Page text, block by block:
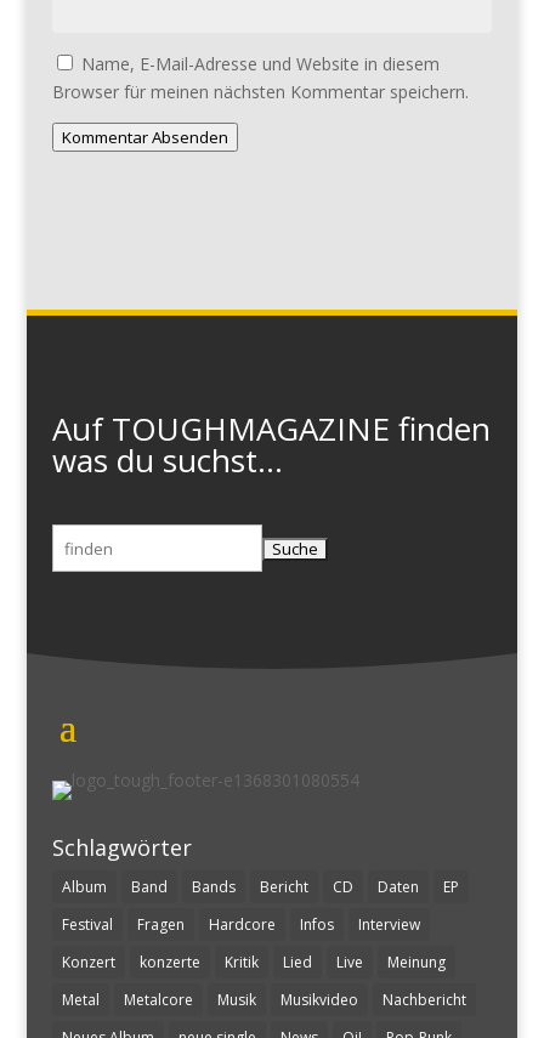
Name, E-Mail-Adresse und Website in diesem
Browser für meinen nächsten Kommentar speichern.
Kommentar Absenden
Auf TOUGHMAGAZINE finden
was du suchst...
Suchen
nach:
Schlagwörter
Album Band Bands Bericht CD Daten
EP
Festival
Fragen Hardcore Infos
Interview
Konzert
konzerte Kritik Lied Live
Meinung
Metal
Metalcore Musik Musikvideo
Nachbericht